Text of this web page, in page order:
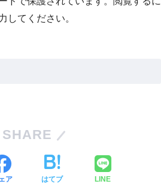
してください。
SHARE
ア はてブ LINE